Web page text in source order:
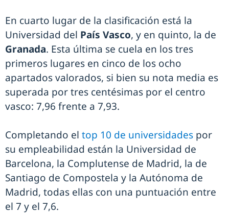
En cuarto lugar de la clasificación está la
Universidad del País Vasco, y en quinto, la de
Granada. Esta última se cuela en los tres
primeros lugares en cinco de los ocho
apartados valorados, si bien su nota media es
superada por tres centésimas por el centro
vasco: 7,96 frente a 7,93.
Completando el top 10 de universidades por
su empleabilidad están la Universidad de
Barcelona, la Complutense de Madrid, la de
Santiago de Compostela y la Autónoma de
Madrid, todas ellas con una puntuación entre
el 7 y el 7,6.